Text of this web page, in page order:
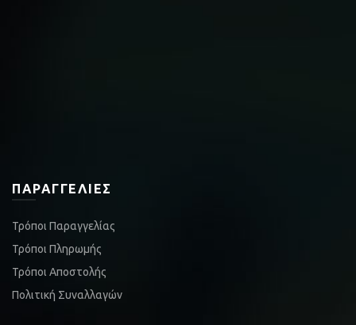
ΠΑΡΑΓΓΕΛΊΕΣ
Τρόποι Παραγγελίας
Τρόποι Πληρωμής
Τρόποι Αποστολής
Πολιτική Συναλλαγών